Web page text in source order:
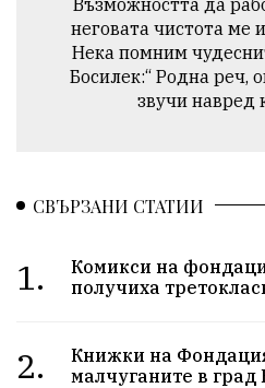
неговата чистота ме
Нека помним
Босилек:“ Родна реч,
звучи навред
СВЪРЗАНИ СТАТИИ
1.
Комикси на
получиха
2.
Книжки на
малчуганите в град